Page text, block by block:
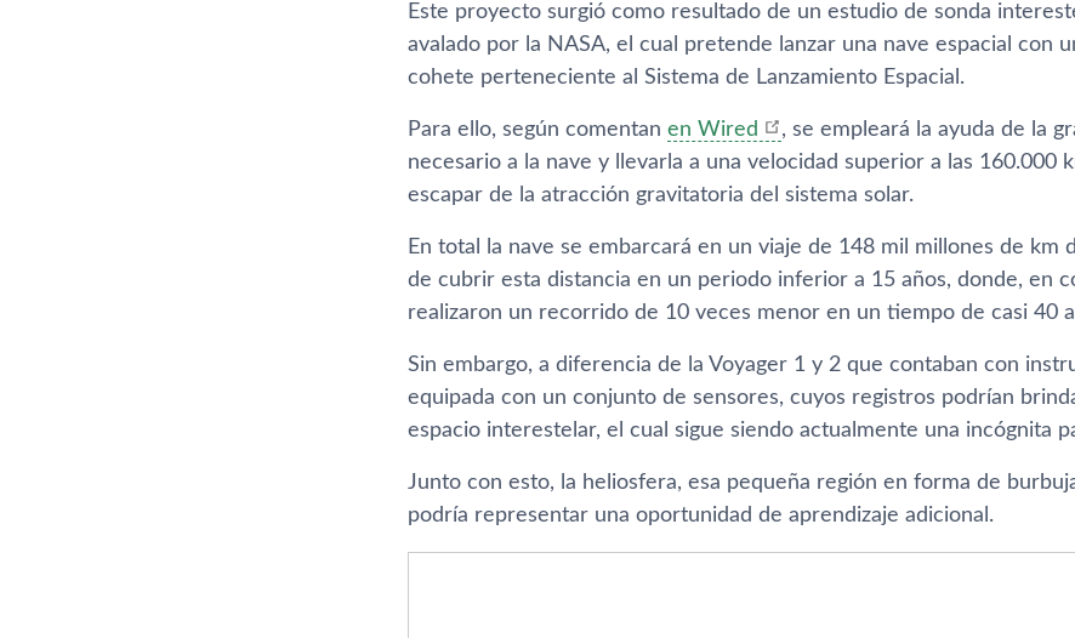
Este proyecto surgió como resultado de un estudio de sonda
avalado por la NASA, el cual pretende lanzar una nave espacial con
cohete perteneciente al Sistema de Lanzamiento Espacial.
Para ello, según comentan en Wired
, se empleará la ayuda de la
necesario a la nave y llevarla a una velocidad superior a las 160.000
escapar de la atracción gravitatoria del sistema solar.
En total la nave se embarcará en un viaje de 148 mil millones de km
de cubrir esta distancia en un periodo inferior a 15 años, donde, en
realizaron un recorrido de 10 veces menor en un tiempo de casi 40
Sin embargo, a diferencia de la Voyager 1 y 2 que contaban con
equipada con un conjunto de sensores, cuyos registros podrían
espacio interestelar, el cual sigue siendo actualmente una incógnita
Junto con esto, la heliosfera, esa pequeña región en forma de
podría representar una oportunidad de aprendizaje adicional.